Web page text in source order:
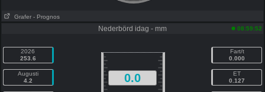
Grafer - Prognos
Nederbörd idag - mm 08:59:52
2026
253.6
Augusti
4.2
0.0
Fart/t
0.000
ET
0.127